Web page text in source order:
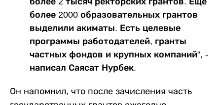
более 2000 образовательных грантов
выделили акиматы. Есть целевые
программы работодателей, гранты
частных фондов и крупных компаний", -
написал Саясат Нурбек.
Он напомнил, что после зачисления часть